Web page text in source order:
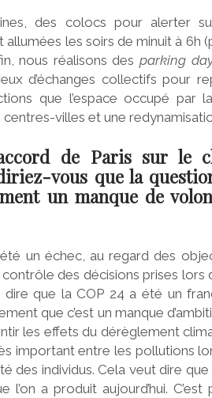
des colocs pour alerter
les soirs de minuit à 6h
nous réalisons des parking
d’échanges collectifs pour
que l’espace occupé par
villes et une
de Paris sur le
vous que la
un manque de
un échec, au regard des
des décisions prises
que la COP 24 a été un
que c’est un manque
les effets du dérèglement
important entre les pollutions
des individus. Cela veut dire
a produit aujourd’hui. C’est